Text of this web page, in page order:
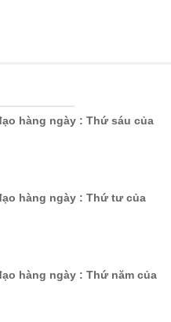
hàng ngày : Thứ sáu của
hàng ngày : Thứ tư của
hàng ngày : Thứ năm của